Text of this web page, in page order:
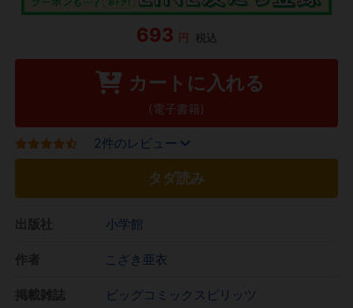
693 円 税込
カートに入れる
(電子書籍)
2件のレビュー
タダ読み
小学館
こざき亜衣
ビッグコミックスピリッツ